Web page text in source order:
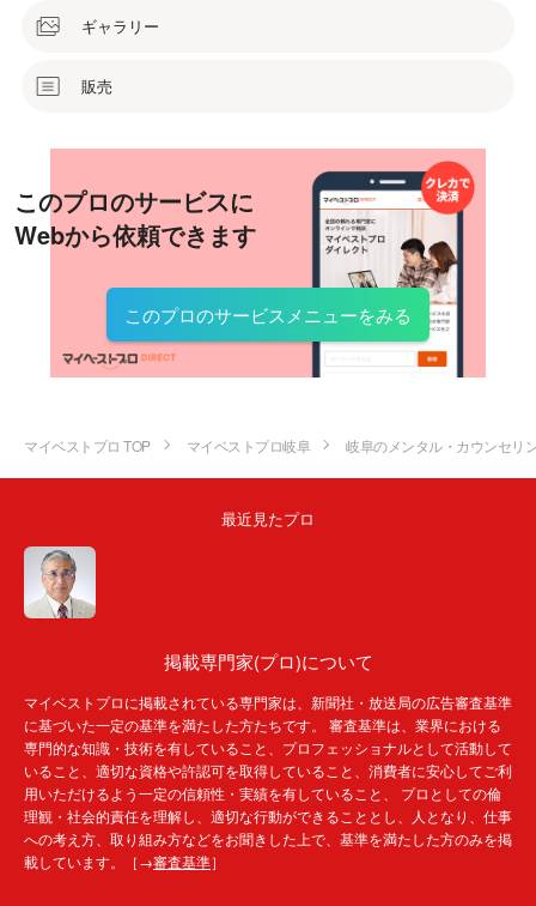
ギャラリー
販売
このプロのサービスに
Webから依頼できます
このプロのサービスメニューをみる
マイベストプロ TOP マイベストプロ岐阜 岐阜のメンタル・カウンセリ
最近見たプロ
掲載専門家(プロ)について
マイベストプロに掲載されている専門家は、新聞社・放送局の広告審査基準
に基づいた一定の基準を満たした方たちです。 審査基準は、業界における
専門的な知識・技術を有していること、プロフェッショナルとして活動して
いること、適切な資格や許認可を取得していること、消費者に安心してご利
用いただけるよう一定の信頼性・実績を有していること、 プロとしての倫
理観・社会的責任を理解し、適切な行動ができることとし、人となり、仕事
への考え方、取り組み方などをお聞きした上で、基準を満たした方のみを掲
載しています。［→審査基準］